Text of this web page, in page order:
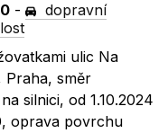
-
dopravní
ulic Na
Praha, směr
silnici, od 1.10.2024
oprava povrchu